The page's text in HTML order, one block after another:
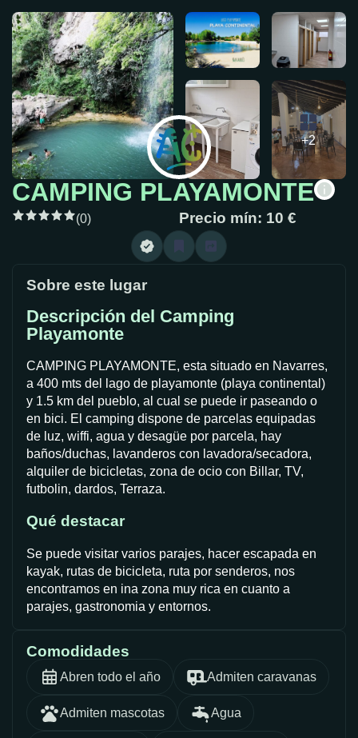
+2
CAMPING PLAYAMONTE
(0) Precio mín: 10 €
Sobre este lugar
Descripción del Camping
Playamonte
CAMPING PLAYAMONTE, esta situado en Navarres,
a 400 mts del lago de playamonte (playa continental)
y 1.5 km del pueblo, al cual se puede ir paseando o
en bici. El camping dispone de parcelas equipadas
de luz, wiffi, agua y desagüe por parcela, hay
baños/duchas, lavanderos con lavadora/secadora,
alquiler de bicicletas, zona de ocio con Billar, TV,
futbolin, dardos, Terraza.
Qué destacar
Se puede visitar varios parajes, hacer escapada en
kayak, rutas de bicicleta, ruta por senderos, nos
encontramos en ina zona muy rica en cuanto a
parajes, gastronomia y entornos.
Comodidades
Abren todo el año Admiten caravanas
Admiten mascotas Agua